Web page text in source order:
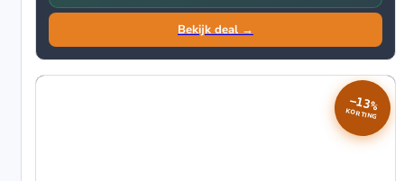
Bekijk deal →
−13%
KORTING